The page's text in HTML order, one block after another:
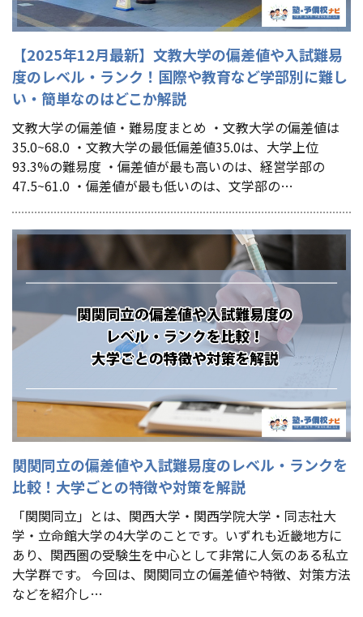
【2025年12月最新】文教大学の偏差値や入試難易
度のレベル・ランク！国際や教育など学部別に難し
い・簡単なのはどこか解説
文教大学の偏差値・難易度まとめ ・文教大学の偏差値は
35.0~68.0 ・文教大学の最低偏差値35.0は、大学上位
93.3%の難易度 ・偏差値が最も高いのは、経営学部の
47.5~61.0 ・偏差値が最も低いのは、文学部の…
関関同立の偏差値や入試難易度のレベル・ランクを
比較！大学ごとの特徴や対策を解説
「関関同立」とは、関西大学・関西学院大学・同志社大
学・立命館大学の4大学のことです。いずれも近畿地方に
あり、関西圏の受験生を中心として非常に人気のある私立
大学群です。 今回は、関関同立の偏差値や特徴、対策方法
などを紹介し…